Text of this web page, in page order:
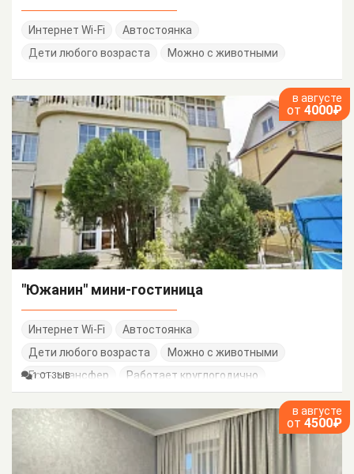
Интернет Wi-Fi
Автостоянка
Дети любого возраста
Можно с животными
в августе
от 4000₽
"Южанин" мини-гостиница
Интернет Wi-Fi
Автостоянка
Дети любого возраста
Можно с животными
Есть трансфер
Работает круглогодично
1 ОТЗЫВ
в августе
от 4500₽